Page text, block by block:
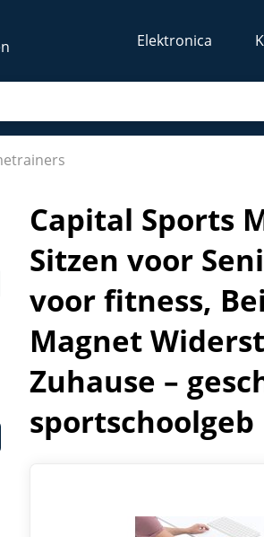
Elektronica
Heimtrainer im Sitzen voor
Capital Sports
Sitzen voor
voor fitness,
Magnet
Zuhause –
sportschoolgeb